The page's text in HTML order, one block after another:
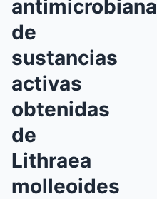
antimicrobiana
de
sustancias
activas
obtenidas
de
Lithraea
molleoides